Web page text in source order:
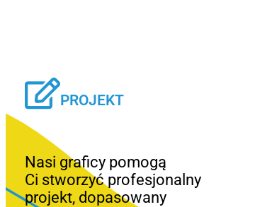
PROJEKT
Nasi graficy pomogą
Ci stworzyć profesjonalny
projekt, dopasowany